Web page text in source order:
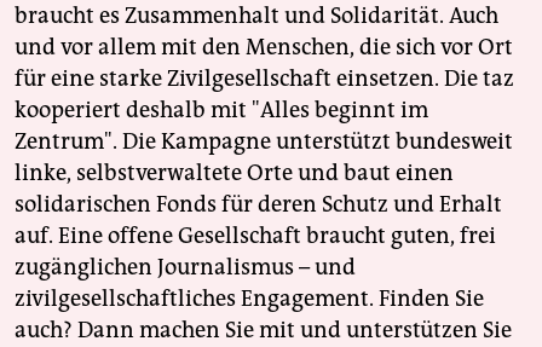
braucht es Zusammenhalt und Solidarität. Auch
und vor allem mit den Menschen, die sich vor Ort
für eine starke Zivilgesellschaft einsetzen. Die taz
kooperiert deshalb mit "Alles beginnt im
Zentrum". Die Kampagne unterstützt bundesweit
linke, selbstverwaltete Orte und baut einen
solidarischen Fonds für deren Schutz und Erhalt
auf. Eine offene Gesellschaft braucht guten, frei
zugänglichen Journalismus – und
zivilgesellschaftliches Engagement. Finden Sie
auch? Dann machen Sie mit und unterstützen Sie